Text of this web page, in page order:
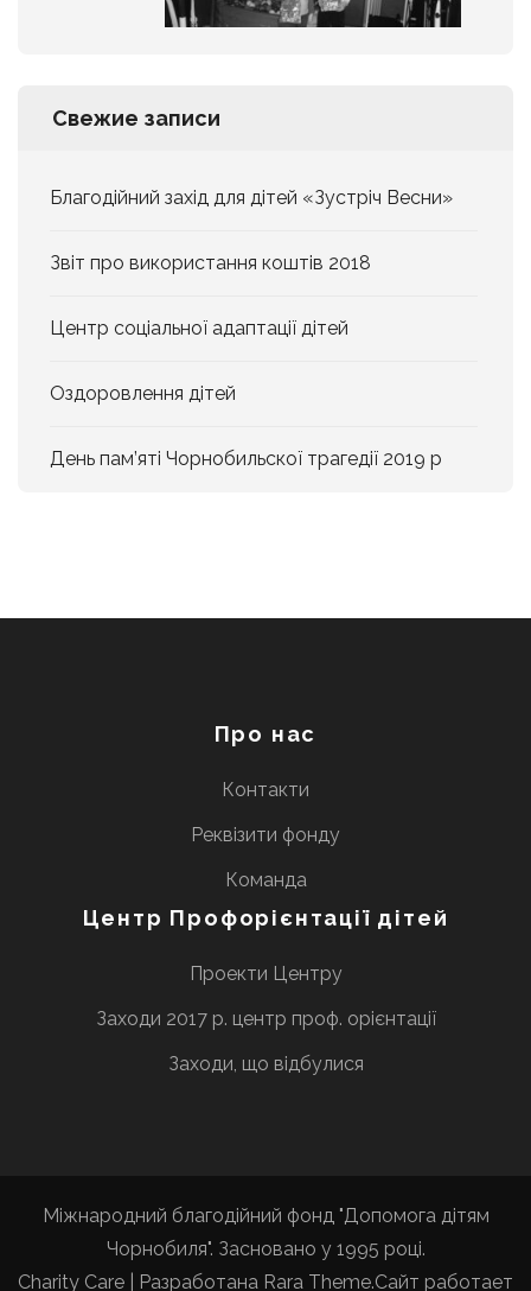
Свежие записи
Благодійний захід для дітей «Зустріч Весни»
Звіт про використання коштів 2018
Центр соціальної адаптації дітей
Оздоровлення дітей
День пам’яті Чорнобильскої трагедії 2019 р
Про нас
Контакти
Реквізити фонду
Команда
Центр Профорієнтації дітей
Проекти Центру
Заходи 2017 р. центр проф. орієнтації
Заходи, що відбулися
Міжнародний благодійний фонд "Допомога дітям
Чорнобиля". Засновано у 1995 році.
Charity Care | Разработана Rara Theme.Сайт работает